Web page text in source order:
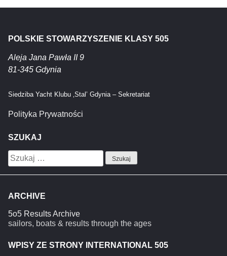
POLSKIE STOWARZYSZENIE KLASY 505
Aleja Jana Pawła II 9
81-345 Gdynia
Siedziba Yacht Klubu ‚Stal’ Gdynia – Sekretariat
Polityka Prywatności
SZUKAJ
Szukaj:
ARCHIVE
5o5 Results Archive
sailors, boats & results through the ages
WPISY ZE STRONY INTERNATIONAL 505